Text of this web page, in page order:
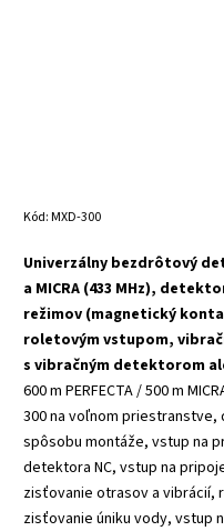
Kód:MXD-300
Univerzálny bezdrôtový
a MICRA (433 MHz),
režimov (magnetický
roletovým vstupom,
s vibračným detektorom
600 m PERFECTA / 500 m
300 na voľnom
spôsobu montáže, vstup na
detektora NC, vstup na
zisťovanie otrasov a
zisťovanie úniku vody, vstup